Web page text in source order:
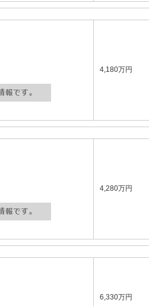
4,180万円
4,280万円
6,330万円